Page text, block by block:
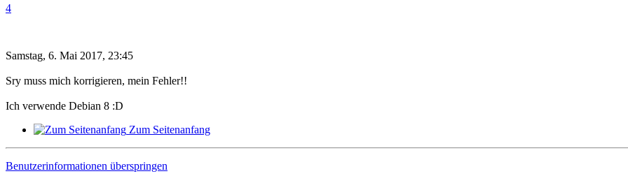
4
Samstag, 6. Mai 2017, 23:45
Sry muss mich korrigieren, mein Fehler!!
Ich verwende Debian 8 :D
Zum Seitenanfang
Benutzerinformationen überspringen